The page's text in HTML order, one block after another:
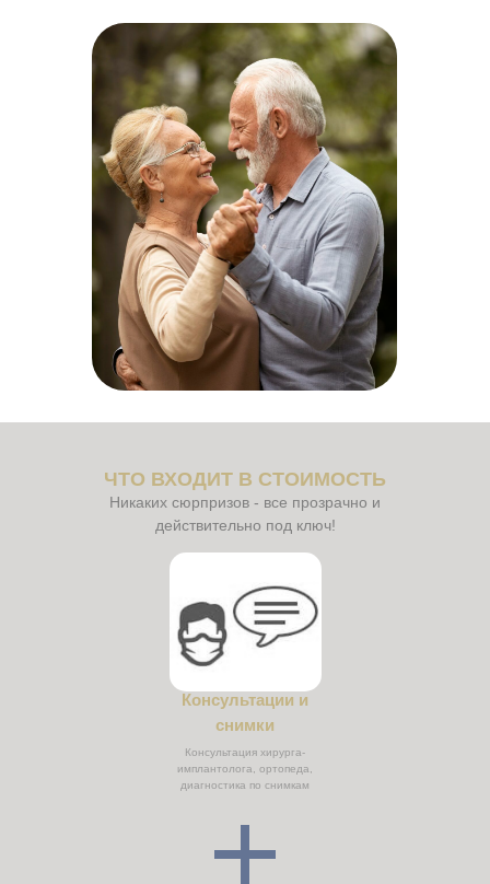
ЧТО ВХОДИТ В СТОИМОСТЬ
Никаких сюрпризов - все прозрачно и
действительно под ключ!
Консультации и
снимки
Консультация хирурга-
имплантолога, ортопеда,
диагностика по снимкам